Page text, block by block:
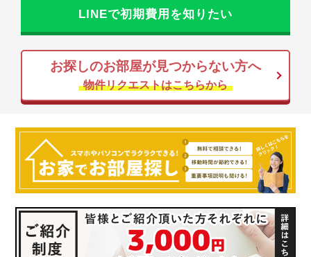
LINEで初期費用を知りたい
お探しのお部屋が見つからない方へ
物件リクエストはこちらから